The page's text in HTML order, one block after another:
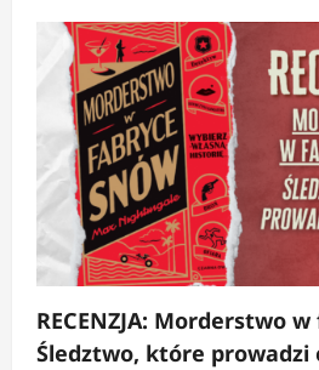
RECENZJA: Morderstwo
Śledztwo, które prowadzi